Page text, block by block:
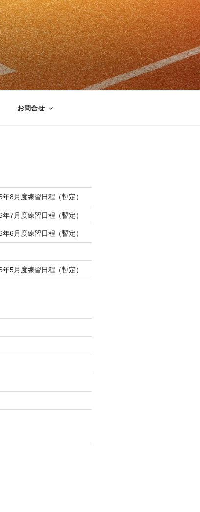
お問合せ
8月度練習日程（暫定）
7月度練習日程（暫定）
6月度練習日程（暫定）
5月度練習日程（暫定）